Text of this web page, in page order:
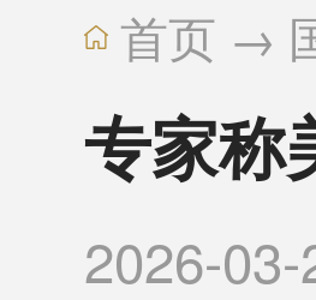
首页 →
专家称
2026-